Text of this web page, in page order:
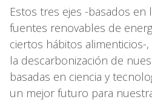
Estos tres ejes -basados en
fuentes renovables de
ciertos hábitos alimenticios-
la descarbonización de
basadas en ciencia y
un mejor futuro para